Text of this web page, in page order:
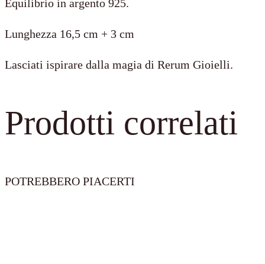
Equilibrio
Equilibrio in argento 925.
Lunghezza 16,5 cm + 3 cm
Lasciati ispirare dalla magia di Rerum Gioielli.
Prodotti correlati
POTREBBERO PIACERTI